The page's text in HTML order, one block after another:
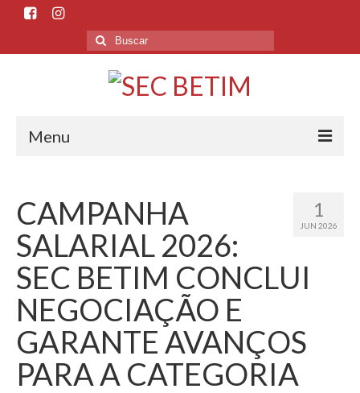
Menu
O Sindicato
Histórico
Sede e Subsedes
Departamentos
Esporte e Cultura
Jurídico
1
JUN 2026
CAMPANHA
SALARIAL 2026:
SEC BETIM CONCLUI
NEGOCIAÇÃO E
GARANTE AVANÇOS
PARA A CATEGORIA